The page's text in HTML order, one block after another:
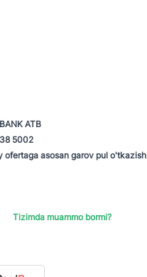
ATB
5002
ofertaga asosan garov pul o'tkazish
Tizimda muammo bormi?